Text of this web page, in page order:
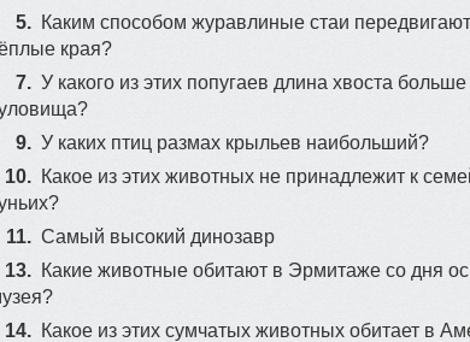
5. Каким способом журавлиные стаи
края?
7. У какого из этих попугаев длина хвоста
9. У каких птиц размах крыльев наибольший?
10. Какое из этих животных не принадлежит к
11. Самый высокий динозавр
13. Какие животные обитают в Эрмитаже со дня
14. Какое из этих сумчатых животных обитает в